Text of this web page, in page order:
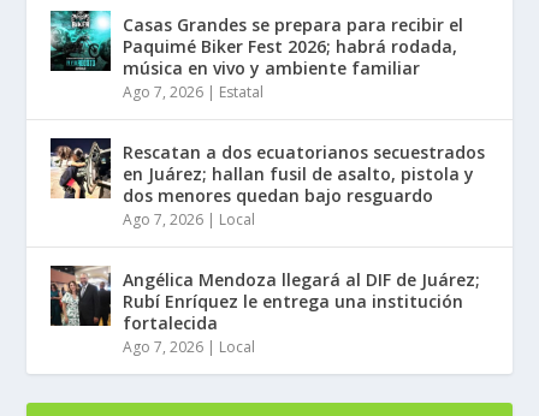
Casas Grandes se prepara para recibir el
Paquimé Biker Fest 2026; habrá rodada,
música en vivo y ambiente familiar
Ago 7, 2026 | Estatal
Rescatan a dos ecuatorianos secuestrados
en Juárez; hallan fusil de asalto, pistola y
dos menores quedan bajo resguardo
Ago 7, 2026 | Local
Angélica Mendoza llegará al DIF de Juárez;
Rubí Enríquez le entrega una institución
fortalecida
Ago 7, 2026 | Local